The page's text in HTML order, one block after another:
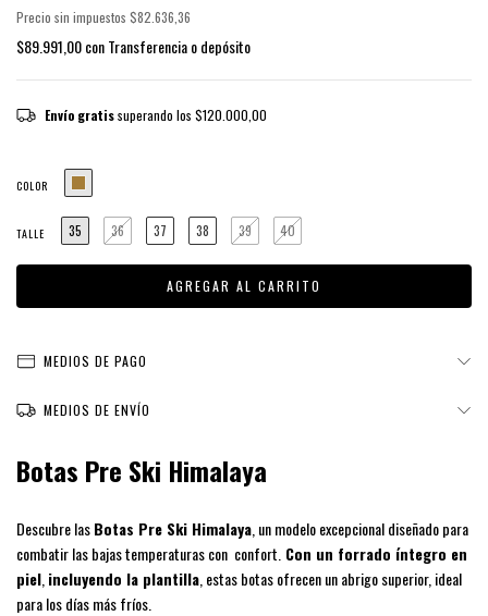
Precio sin impuestos $82.636,36
$89.991,00conTransferencia o depósito
Envío gratis superando los $120.000,00
COLOR
TALLE 35 36 37 38 39 40
MEDIOS DE PAGO
MEDIOS DE ENVÍO
Botas Pre Ski Himalaya
Descubre lasBotas Pre Ski Himalaya , un modelo excepcional diseñado para
combatir las bajas temperaturas con confort. Con un forrado íntegro en
piel incluyendo la plantilla , estas botas ofrecen un abrigo superior, ideal
para los días más fríos.